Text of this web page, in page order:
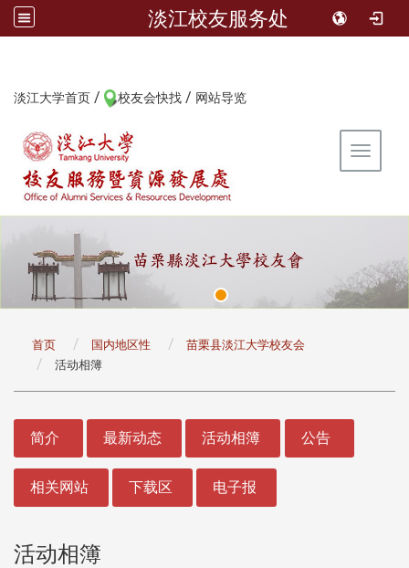
淡江校友服务处
淡江大学首页 / 校友会快找 / 网站导览
Toggle
首页 国内地区性
苗栗县淡江大学校友会
活动相簿
简介 最新动态 活动相簿 公告
相关网站 下载区 电子报
活动相簿